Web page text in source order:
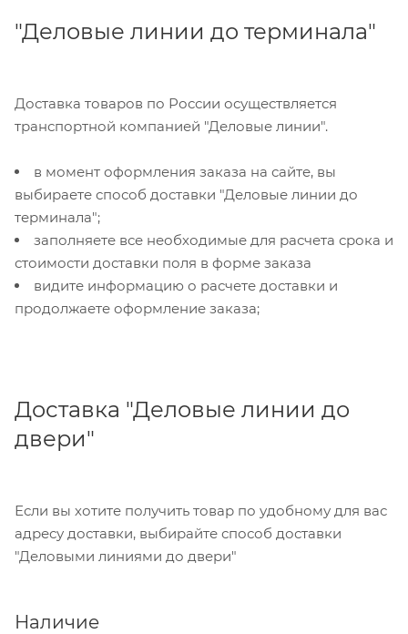
"Деловые линии до терминала"
Доставка товаров по России осуществляется
транспортной компанией "Деловые линии".
в момент оформления заказа на сайте, вы
выбираете способ доставки "Деловые линии до
терминала";
заполняете все необходимые для расчета срока и
стоимости доставки поля в форме заказа
видите информацию о расчете доставки и
продолжаете оформление заказа;
Доставка "Деловые линии до
двери"
Если вы хотите получить товар по удобному для вас
адресу доставки, выбирайте способ доставки
"Деловыми линиями до двери"
Наличие